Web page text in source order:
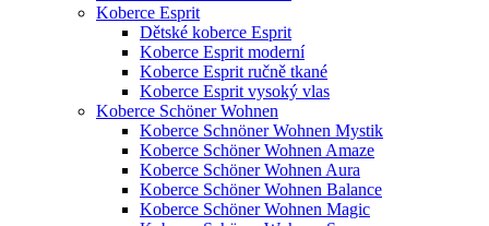
Koberce Esprit
Dětské koberce Esprit
Koberce Esprit moderní
Koberce Esprit ručně tkané
Koberce Esprit vysoký vlas
Koberce Schöner Wohnen
Koberce Schnöner Wohnen Mystik
Koberce Schöner Wohnen Amaze
Koberce Schöner Wohnen Aura
Koberce Schöner Wohnen Balance
Koberce Schöner Wohnen Magic